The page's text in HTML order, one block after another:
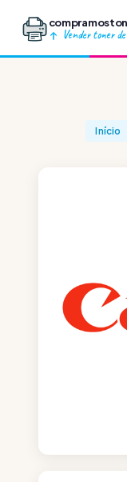
Vender toner
Início